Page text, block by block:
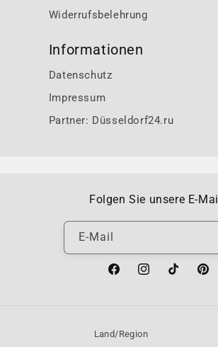
Widerrufsbelehrung
Informationen
Datenschutz
Impressum
Partner: Düsseldorf24.ru
Folgen Sie unsere E-
E-Mail
FacebookInstagramTikTok
Land/Region